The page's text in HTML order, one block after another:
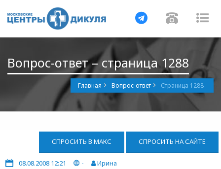
Навигация
Вопрос-ответ – страница 1288
Главная Вопрос-ответ Страница 1288
СПРОСИТЬ В МАКС СПРОСИТЬ НА САЙТЕ
08.08.2008 12:21 -
Ирина